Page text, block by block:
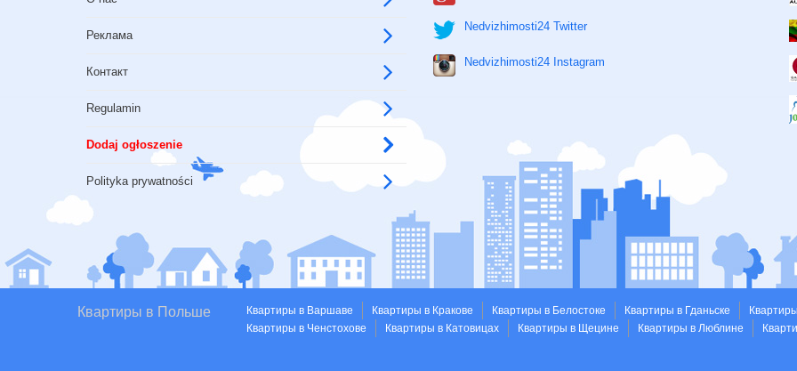
Реклама
Контакт
Regulamin
Dodaj ogłoszenie
Polityka prywatności
Nedvizhimosti24 Twitter
Nedvizhimosti24 Instagram
Квартиры в Польше Квартиры в Варшаве Квартиры в Кракове Квартиры в Белостоке Квартиры в Гданьске
Квартиры в Ченстохове
Квартиры в Катовицах Квартиры в Щецине Квартиры в Люблине